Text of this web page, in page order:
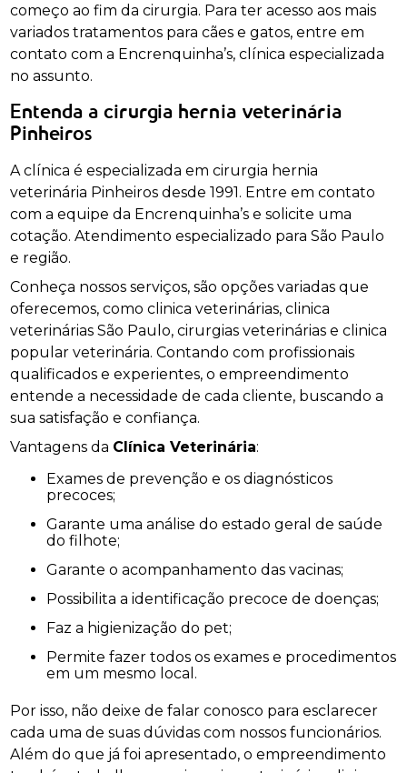
começo ao fim da cirurgia. Para ter acesso aos mais
variados tratamentos para cães e gatos, entre em
contato com a Encrenquinha’s, clínica especializada
no assunto.
Entenda a cirurgia hernia veterinária
Pinheiros
A clínica é especializada em cirurgia hernia
veterinária Pinheiros desde 1991. Entre em contato
com a equipe da Encrenquinha’s e solicite uma
cotação. Atendimento especializado para São Paulo
e região.
Conheça nossos serviços, são opções variadas que
oferecemos, como clinica veterinárias, clinica
veterinárias São Paulo, cirurgias veterinárias e clinica
popular veterinária. Contando com profissionais
qualificados e experientes, o empreendimento
entende a necessidade de cada cliente, buscando a
sua satisfação e confiança.
Vantagens da Clínica Veterinária:
Exames de prevenção e os diagnósticos
precoces;
Garante uma análise do estado geral de saúde
do filhote;
Garante o acompanhamento das vacinas;
Possibilita a identificação precoce de doenças;
Faz a higienização do pet;
Permite fazer todos os exames e procedimentos
em um mesmo local.
Por isso, não deixe de falar conosco para esclarecer
cada uma de suas dúvidas com nossos funcionários.
Além do que já foi apresentado, o empreendimento